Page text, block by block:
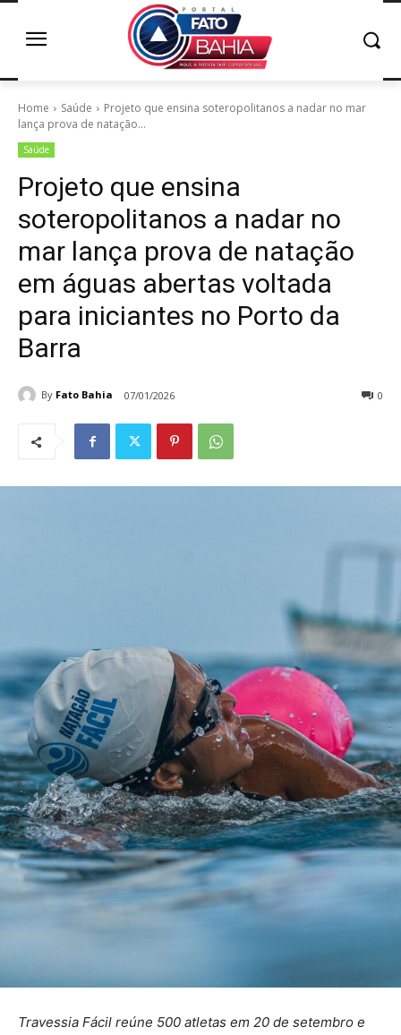
Home Saúde
Projeto que ensina soteropolitanos a nadar no mar
lança prova de natação...
Saúde
Projeto que ensina
soteropolitanos a nadar no
mar lança prova de natação
em águas abertas voltada
para iniciantes no Porto da
Barra
By Fato Bahia 07/01/2026 0
Travessia Fácil reúne 500 atletas em 20 de setembro e